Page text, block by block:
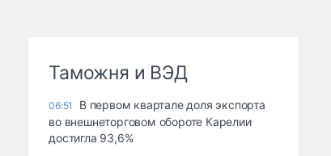
Таможня и ВЭД
06:51
В первом квартале доля экспорта
во внешнеторговом обороте Карелии
достигла 93,6%